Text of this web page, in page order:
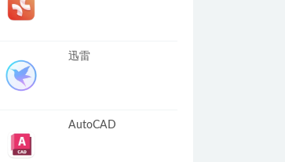
迅雷
AutoCAD